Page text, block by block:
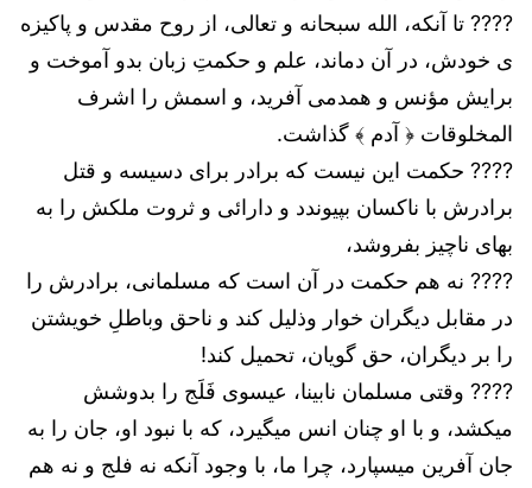
???? تا آنکه، الله سبحانه و تعالی، از روح مقدس و پاکیزه
ی خودش، در آن دماند، علم و حکمتِ زبان بدو آموخت و
برایش مؤنس و همدمی آفرید، و اسمش را اشرف
المخلوقات ﴿ آدم ﴾ گذاشت.
???? حکمت این نیست که برادر برای دسیسه و قتل
برادرش با ناکسان بپیوندد و دارائی و ثروت ملکش را به
بهای ناچیز بفروشد،
???? نه هم حکمت در آن است که مسلمانی، برادرش را
در مقابل دیگران خوار وذلیل کند و ناحق وباطلِ خویشتن
را بر دیگران، حق گویان، تحمیل کند!
???? وقتی مسلمان نابینا، عیسوی فَلَج را بدوشش
میکشد، و با او چنان انس میگیرد، که با نبود او، جان را به
جان آفرین میسپارد، چرا ما، با وجود آنکه نه فلج و نه هم